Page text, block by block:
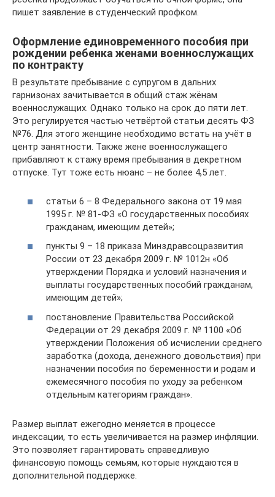
пишет заявление в студенческий профком.
Оформление единовременного пособия при
рождении ребенка женами военнослужащих
по контракту
В результате пребывание с супругом в дальних
гарнизонах зачитывается в общий стаж жёнам
военнослужащих. Однако только на срок до пяти лет.
Это регулируется частью четвёртой статьи десять ФЗ
№76. Для этого женщине необходимо встать на учёт в
центр занятности. Также жене военнослужащего
прибавляют к стажу время пребывания в декретном
отпуске. Тут тоже есть нюанс – не более 4,5 лет.
статьи 6 – 8 Федерального закона от 19 мая
1995 г. № 81-ФЗ «О государственных пособиях
гражданам, имеющим детей»;
пункты 9 – 18 приказа Минздравсоцразвития
России от 23 декабря 2009 г. № 1012н «Об
утверждении Порядка и условий назначения и
выплаты государственных пособий гражданам,
имеющим детей»;
постановление Правительства Российской
Федерации от 29 декабря 2009 г. № 1100 «Об
утверждении Положения об исчислении среднего
заработка (дохода, денежного довольствия) при
назначении пособия по беременности и родам и
ежемесячного пособия по уходу за ребенком
отдельным категориям граждан».
Размер выплат ежегодно меняется в процессе
индексации, то есть увеличивается на размер инфляции.
Это позволяет гарантировать справедливую
финансовую помощь семьям, которые нуждаются в
дополнительной поддержке.